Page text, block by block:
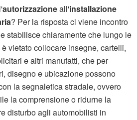
autorizzazioneall'installazione
? Per la risposta ci viene incontro
stabilisce chiaramente che lungo le
vietato collocare insegne, cartelli,
e altri manufatti, che per
disegno e ubicazione possono
la segnaletica stradale, ovvero
la comprensione o ridurne la
disturbo agli automobilisti in